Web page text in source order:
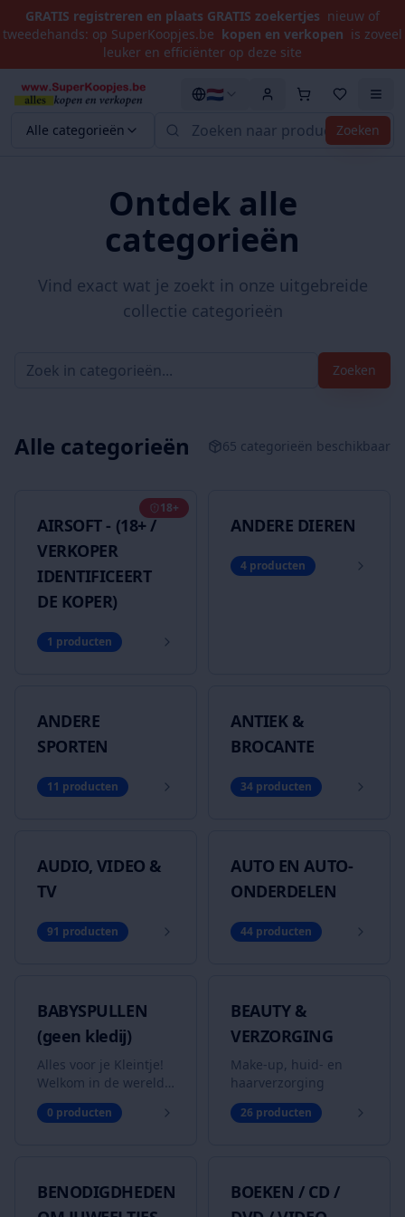
GRATIS registreren en plaats GRATIS zoekertjes nieuw of
tweedehands: op SuperKoopjes.be kopen en verkopen is zoveel
leuker en efficiënter op deze site
Alle categorieën Zoeken
🇳🇱
Ontdek alle
categorieën
Vind exact wat je zoekt in onze uitgebreide
collectie categorieën
Zoeken
Alle categorieën 65 categorieën beschikbaar
18+
AIRSOFT - (18+ /
VERKOPER
IDENTIFICEERT
DE KOPER)
1 producten
ANDERE DIEREN
4 producten
ANDERE
SPORTEN
11 producten
ANTIEK &
BROCANTE
34 producten
AUDIO, VIDEO &
TV
91 producten
AUTO EN AUTO-
ONDERDELEN
44 producten
BABYSPULLEN
(geen kledij)
Alles voor je Kleintje!
Welkom in de wereld
van babyspullen! Ben
je op zoek naar een
een zachte prijs? Of
groeien jouw kinderen
0 producten
BEAUTY &
VERZORGING
Make-up, huid- en
haarverzorging
26 producten
BENODIGDHEDEN
BOEKEN / CD /